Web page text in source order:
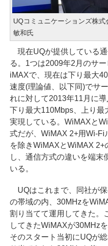
UQコミュニケーションズ株
敏和氏
現在UQが提供している
る。1つは2009年2月のサ
iMAXで、現在は下り最大
速度(理論値、以下同)でサ
れに対して2013年11月に
下り最大110Mbps、上り最
実現している。WiMAXと
式だが、WiMAX 2+用Wi-Fi
を除きWiMAXとWiMAX 2+
し、通信方式の違いを端末
いる。
UQはこれまで、同社が
の帯域の内、30MHzを
割り当てて運用してきた。
してきたWiMAXが30MHz
そのスタート当初にUQが